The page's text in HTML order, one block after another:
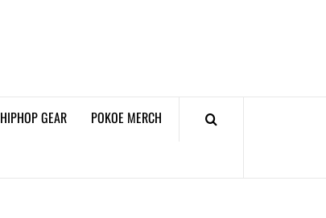
HIPHOP GEAR POKOE MERCH